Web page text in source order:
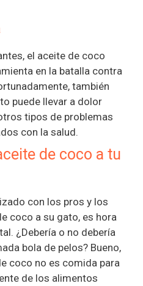
el aceite de coco
en la batalla contra
también
puede llevar a dolor
tipos de problemas
con la salud.
de coco a tu
con los pros y los
coco a su gato, es hora
¿Debería o no debería
bola de pelos? Bueno,
coco no es comida para
de los alimentos